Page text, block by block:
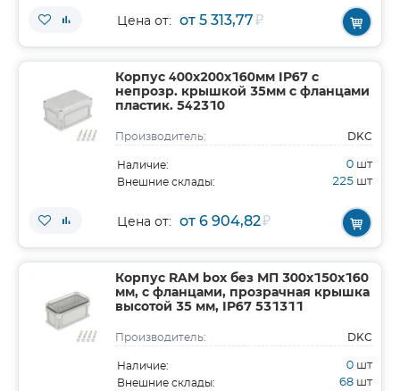
Цена от: от 5 313,77₽
Корпус 400х200х160мм IP67 с
непрозр. крышкой 35мм с фланцами
пластик. 542310
Производитель: DKC
Наличие: 0 шт
Внешние склады: 225 шт
Цена от: от 6 904,82₽
Корпус RAM box без МП 300х150х160
мм, с фланцами, прозрачная крышка
высотой 35 мм, IP67 531311
Производитель: DKC
Наличие: 0 шт
Внешние склады: 68 шт